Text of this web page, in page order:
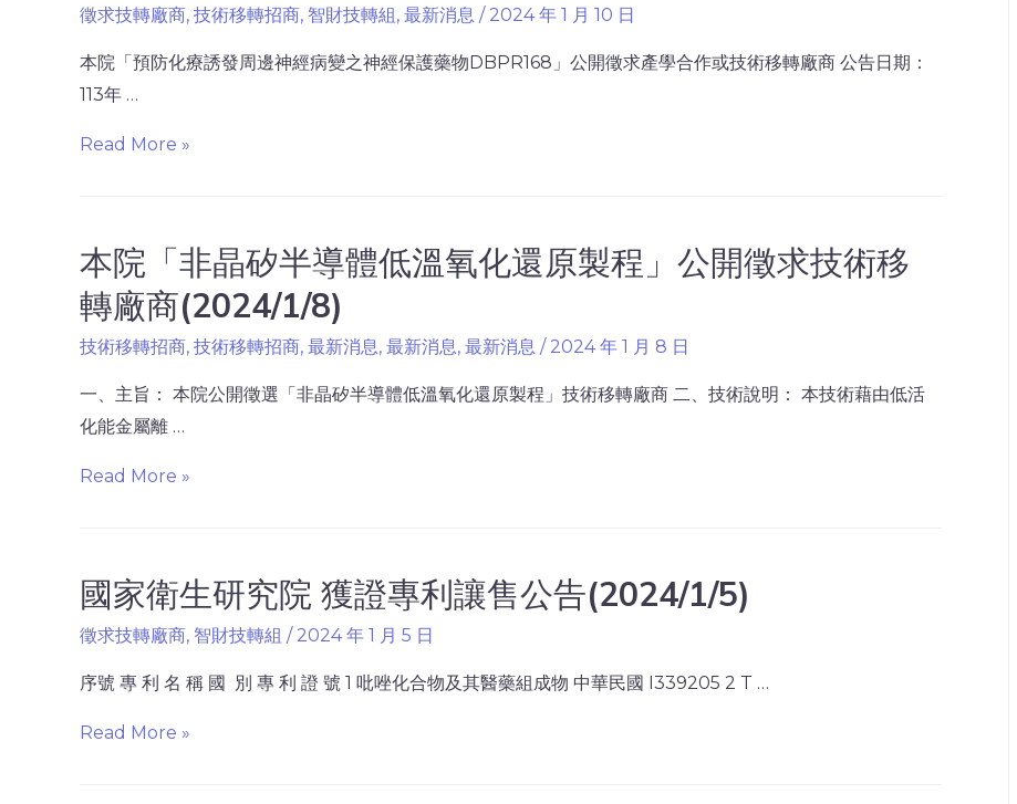
徵求技轉廠商, 技術移轉招商, 智財技轉組, 最新消息 / 2024 年 1 月 10 日
本院「預防化療誘發周邊神經病變之神經保護藥物DBPR168」公開徵求產學合作或技術移轉廠商 公告日期：
113年 …
Read More »
本院「非晶矽半導體低溫氧化還原製程」公開徵求技術移
轉廠商(2024/1/8)
技術移轉招商, 技術移轉招商, 最新消息, 最新消息, 最新消息 / 2024 年 1 月 8 日
一、主旨： 本院公開徵選「非晶矽半導體低溫氧化還原製程」技術移轉廠商 二、技術說明： 本技術藉由低活
化能金屬離 …
Read More »
國家衛生研究院 獲證專利讓售公告(2024/1/5)
徵求技轉廠商, 智財技轉組 / 2024 年 1 月 5 日
序號 專 利 名 稱 國 別 專 利 證 號 1 吡唑化合物及其醫藥組成物 中華民國 I339205 2 T …
Read More »